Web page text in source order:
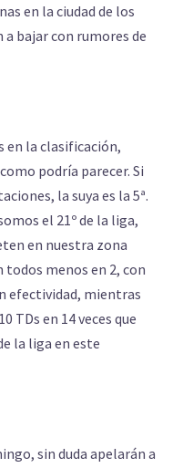
en la ciudad de los
a bajar con rumores de
en la clasificación,
podría parecer. Si
la suya es la 5ª.
el 21º de la liga,
en nuestra zona
todos menos en 2, con
efectividad, mientras
TDs en 14 veces que
la liga en este
sin duda apelarán a